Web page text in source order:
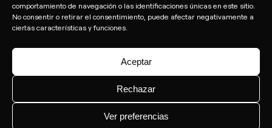
comportamiento de navegación o las identificaciones únicas en este sitio.
No consentir o retirar el consentimiento, puede afectar negativamente a
ciertas características y funciones.
Aceptar
Rechazar
Ver preferencias